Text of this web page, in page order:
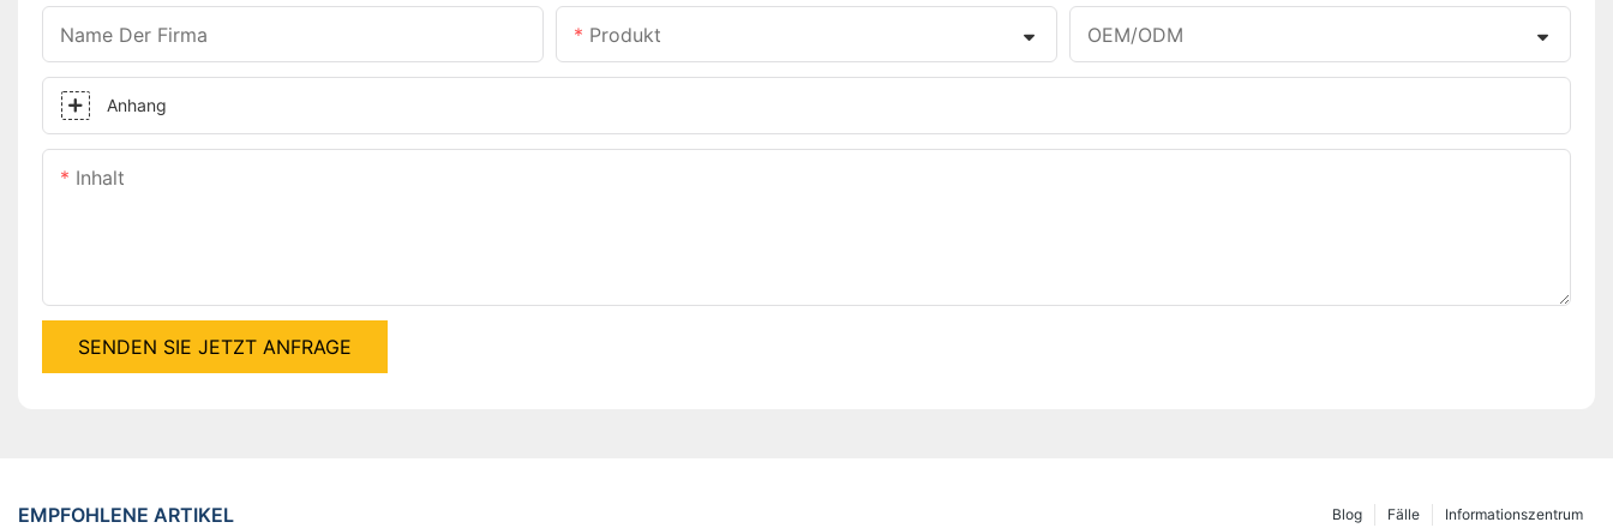
Name Der Firma Produkt OEM/ODM
Anhang
Inhalt
SENDEN SIE JETZT ANFRAGE
EMPFOHLENE ARTIKEL Informationszentrum
Fälle
Blog